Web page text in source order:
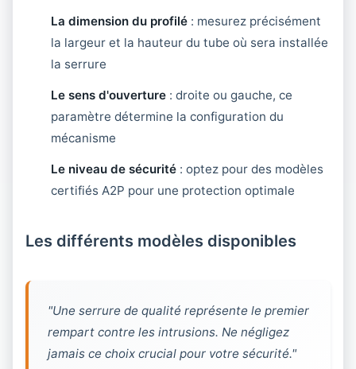
La dimension du profilé : mesurez précisément
la largeur et la hauteur du tube où sera installée
la serrure
Le sens d'ouverture : droite ou gauche, ce
paramètre détermine la configuration du
mécanisme
Le niveau de sécurité : optez pour des modèles
certifiés A2P pour une protection optimale
Les différents modèles disponibles
"Une serrure de qualité représente le premier
rempart contre les intrusions. Ne négligez
jamais ce choix crucial pour votre sécurité."